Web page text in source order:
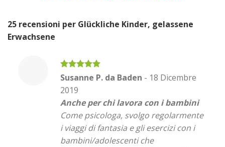
25 recensioni per Glückliche Kinder, gelassene
Erwachsene
Valutato5
Susanne P. da Baden - 18 Dicembre
2019
Anche per chi lavora con i bambini
Come psicologa, svolgo regolarmente
i viaggi di fantasia e gli esercizi con i
bambini/adolescenti che